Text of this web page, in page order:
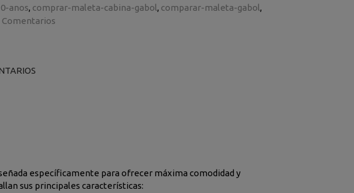
anos comprar-maleta-cabina-gabol
comparar-maleta-gabol
Comentarios
específicamente para ofrecer máxima comodidad y
sus principales características: